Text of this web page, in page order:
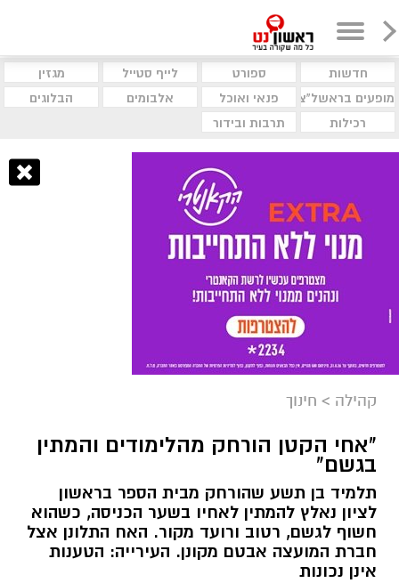
חדשות ספורט לייף סטייל
מגזין
מופעים בראשל"צ
פנאי ואוכל אלבומים
הבלוגים
רכילות
תרבות ובידור
קהילה > חינוך
"אחי הקטן הורחק מהלימודים והמתין
בגשם"
תלמיד בן תשע שהורחק מבית הספר בראשון
לציון נאלץ להמתין לאחיו בשער הכניסה, כשהוא
חשוף לגשם, רטוב ורועד מקור. האח התלונן אצל
חברת המועצה אבטם מקונן. העירייה: הטענות
אינן נכונות